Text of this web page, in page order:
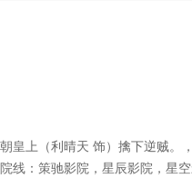
皇上（利晴天 饰）擒下逆贼。
线：策驰影院，星辰影院，星